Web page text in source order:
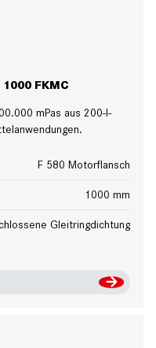
1000 FKMC
mPas aus 200-l-
F 580 Motorflansch
1000 mm
Gleitringdichtung